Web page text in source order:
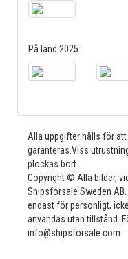
På land 2025
Alla uppgifter hålls för att
garanteras.Viss
plockas bort.
Copyright © Alla bilder,
Shipsforsale Sweden
endast för personligt,
användas utan tillstånd.
info@shipsforsale.com